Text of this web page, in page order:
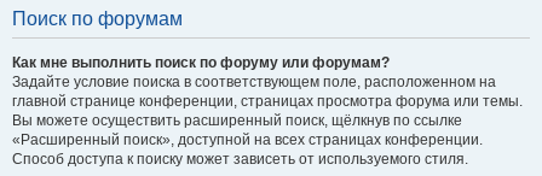
Поиск по форумам
Как мне выполнить поиск по форуму или форумам?
Задайте условие поиска в соответствующем поле, расположенном на
главной странице конференции, страницах просмотра форума или темы.
Вы можете осуществить расширенный поиск, щёлкнув по ссылке
«Расширенный поиск», доступной на всех страницах конференции.
Способ доступа к поиску может зависеть от используемого стиля.